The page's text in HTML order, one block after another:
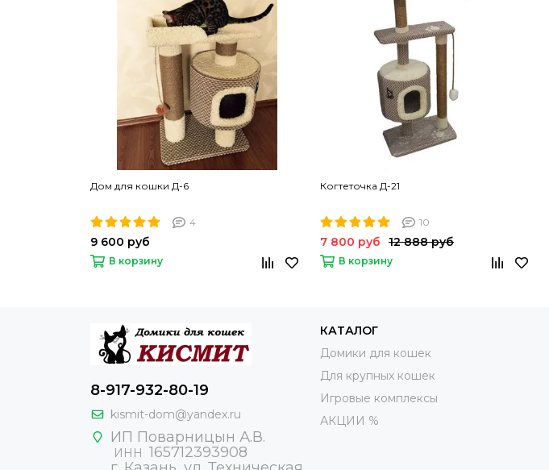
Дом для кошки Д-6
4
9 600 руб
В корзину
Когтеточка Д-21
10
7 800 руб 12 888 руб
В корзину
8-917-932-80-19
kismit-dom@yandex.ru
ИП Поварницын А.В.
ИНН 165712393908
КАТАЛОГ
Домики для кошек
Для крупных кошек
Игровые комплексы
АКЦИИ %